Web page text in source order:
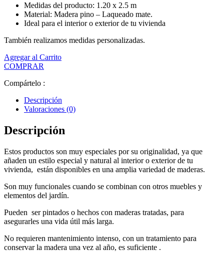
Medidas del producto: 1.20 x 2.5 m
Material: Madera pino – Laqueado mate.
Ideal para el interior o exterior de tu vivienda
También realizamos medidas personalizadas.
Agregar al Carrito
COMPRAR
Compártelo :
Descripción
Valoraciones (0)
Descripción
Estos productos son muy especiales por su originalidad, ya que
añaden un estilo especial y natural al interior o exterior de tu
vivienda, están disponibles en una amplia variedad de maderas.
Son muy funcionales cuando se combinan con otros muebles y
elementos del jardín.
Pueden ser pintados o hechos con maderas tratadas, para
asegurarles una vida útil más larga.
No requieren mantenimiento intenso, con un tratamiento para
conservar la madera una vez al año, es suficiente .